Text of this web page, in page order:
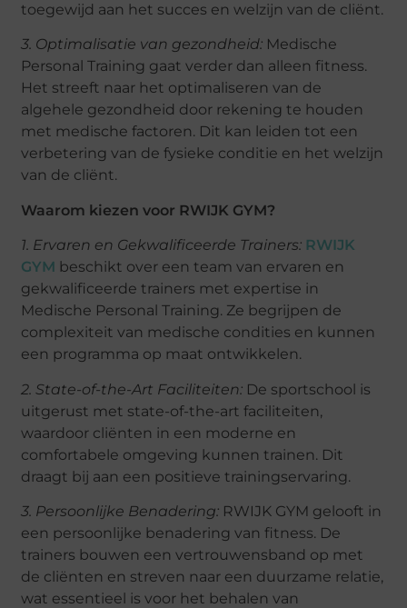
toegewijd aan het succes en welzijn van de cliënt.
3. Optimalisatie van gezondheid: Medische
Personal Training gaat verder dan alleen fitness.
Het streeft naar het optimaliseren van de
algehele gezondheid door rekening te houden
met medische factoren. Dit kan leiden tot een
verbetering van de fysieke conditie en het welzijn
van de cliënt.
Waarom kiezen voor RWIJK GYM?
1. Ervaren en Gekwalificeerde Trainers: RWIJK
GYM beschikt over een team van ervaren en
gekwalificeerde trainers met expertise in
Medische Personal Training. Ze begrijpen de
complexiteit van medische condities en kunnen
een programma op maat ontwikkelen.
2. State-of-the-Art Faciliteiten: De sportschool is
uitgerust met state-of-the-art faciliteiten,
waardoor cliënten in een moderne en
comfortabele omgeving kunnen trainen. Dit
draagt bij aan een positieve trainingservaring.
3. Persoonlijke Benadering: RWIJK GYM gelooft in
een persoonlijke benadering van fitness. De
trainers bouwen een vertrouwensband op met
de cliënten en streven naar een duurzame relatie,
wat essentieel is voor het behalen van